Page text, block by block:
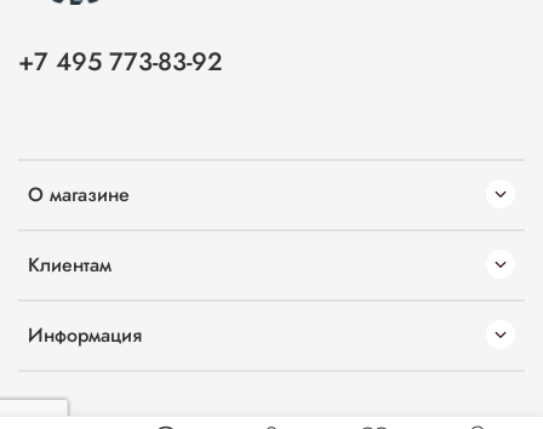
О магазине
Клиентам
Информация
+7 495 773-83-92